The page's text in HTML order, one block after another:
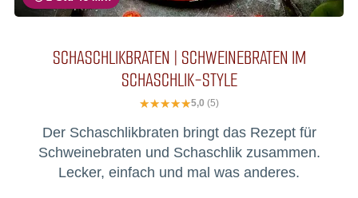
SCHASCHLIKBRATEN | SCHWEINEBRATEN IM
SCHASCHLIK-STYLE
5,0 (5)
Der Schaschlikbraten bringt das Rezept für
Schweinebraten und Schaschlik zusammen.
Lecker, einfach und mal was anderes.